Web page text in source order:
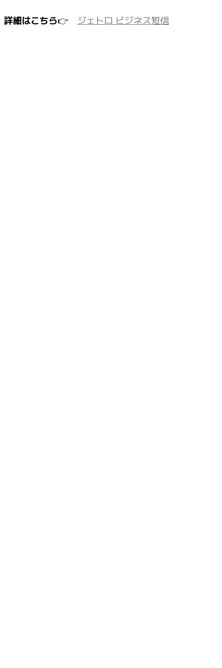
詳細はこちら👉 ジェトロ ビジネス短信